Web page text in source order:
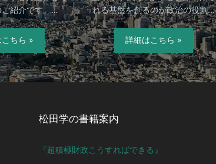
ご紹介です。…
ちら »
れる基盤を創るのが政治の役割…
詳細はこちら »
松田学の書籍案内
『超積極財政こうすればできる』